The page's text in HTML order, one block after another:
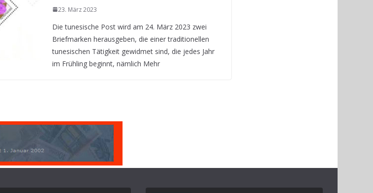
23. März 2023
Die tunesische Post wird am 24. März 2023 zwei
Briefmarken herausgeben, die einer traditionellen
tunesischen Tätigkeit gewidmet sind, die jedes Jahr
im Frühling beginnt, nämlich Mehr